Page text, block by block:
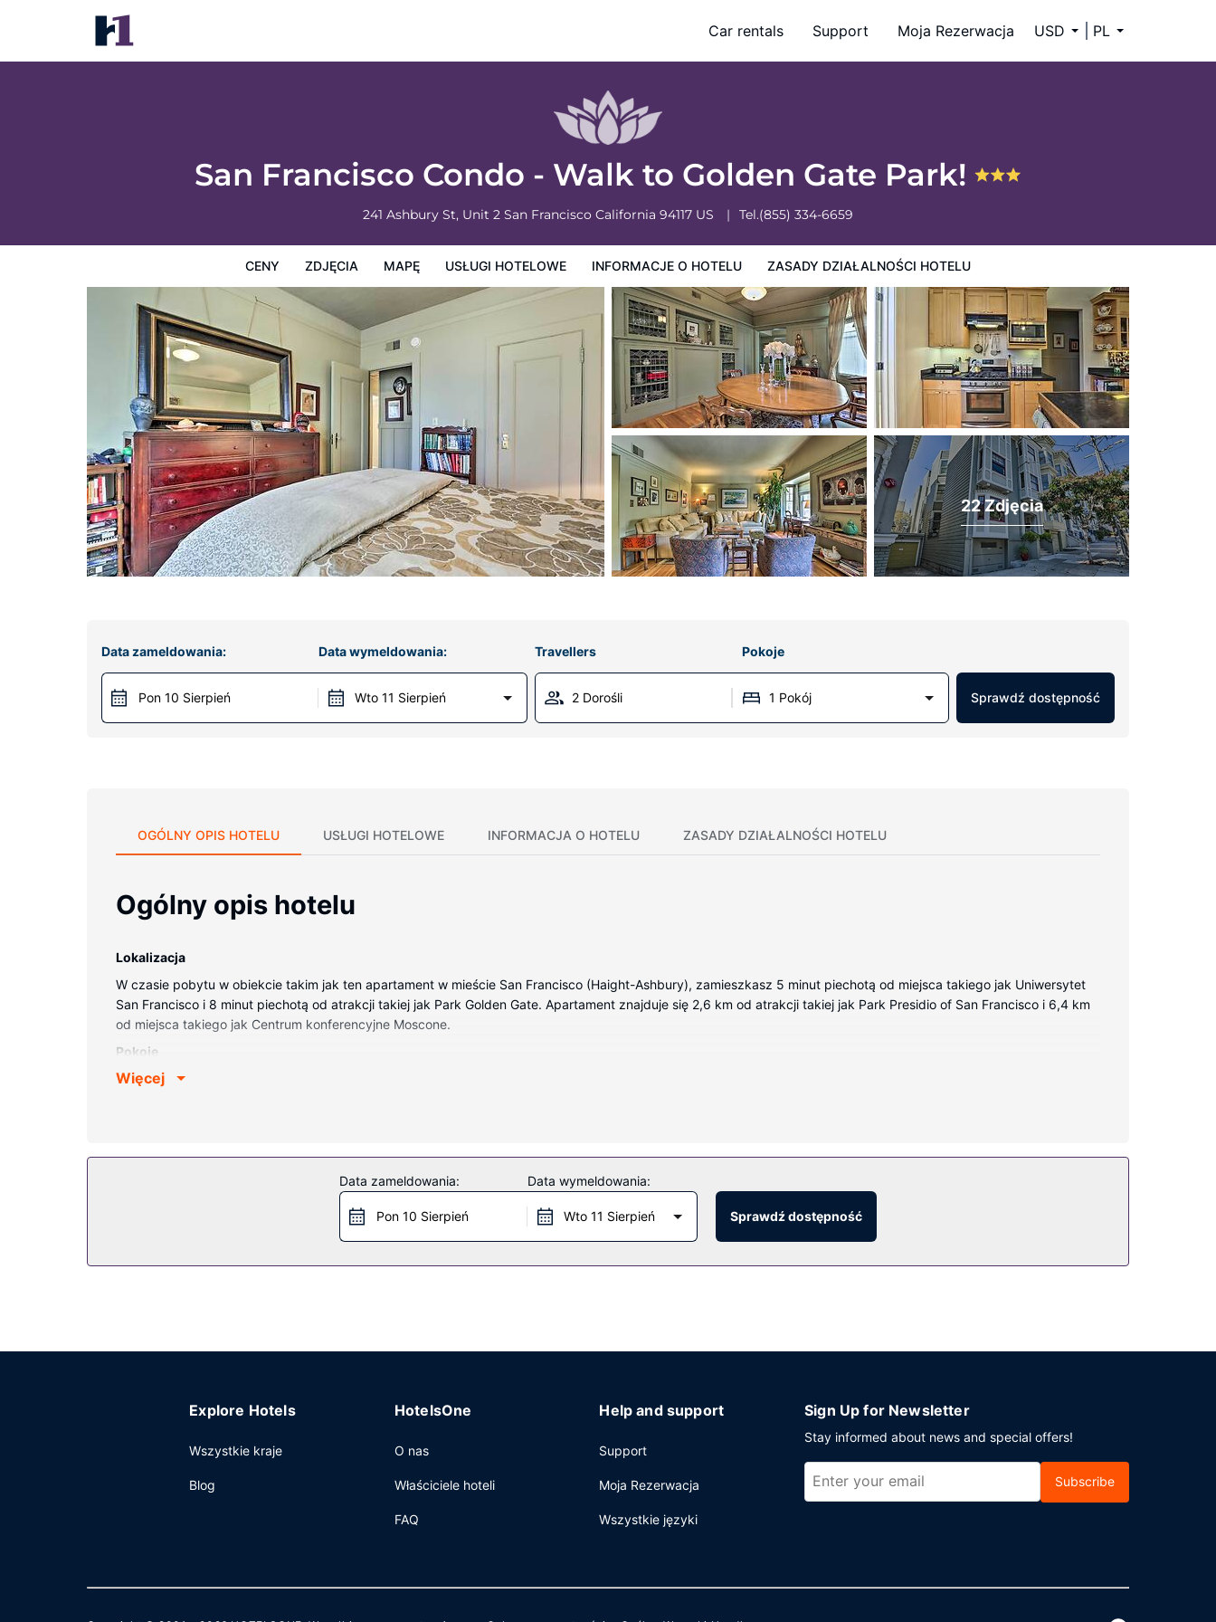
Car rentals Support Moja Rezerwacja USD PL
San Francisco Condo - Walk to Golden Gate Park!
241 Ashbury St, Unit 2 San Francisco California 94117 US Tel.(855) 334-6659
CENY ZDJĘCIA MAPĘ USŁUGI HOTELOWE INFORMACJE O HOTELU ZASADY DZIAŁALNOŚCI HOTELU
San Francisco Condo - Walk to Golden Gate Park!
Ceny Zdjęcia
22 Zdjęcia
Data zameldowania:
Pon 10 Sierpień
Data wymeldowania:
Wto 11 Sierpień
Travellers Pokoje
2 Dorośli 1 Pokój Sprawdź dostępność
OGÓLNY OPIS HOTELU USŁUGI HOTELOWE INFORMACJA O HOTELU ZASADY DZIAŁALNOŚCI HOTELU
Ogólny opis hotelu
Lokalizacja
W czasie pobytu w obiekcie takim jak ten apartament w mieście San Francisco (Haight-Ashbury), zamieszkasz 5 minut piechotą od miejsca takiego jak Uniwersytet
San Francisco i 8 minut piechotą od atrakcji takiej jak Park Golden Gate. Apartament znajduje się 2,6 km od atrakcji takiej jak Park Presidio of San Francisco i 6,4 km
od miejsca takiego jak Centrum konferencyjne Moscone.
Pokoje
Apartament zapewni Ci wygodę, oferując dostęp do takich udogodnień jak kuchnia, której wyposażenie to piekarnik i płyta kuchenna. Do prywatnego użytku gości
Więcej
Data zameldowania:
Pon 10 Sierpień
Data wymeldowania:
Wto 11 Sierpień Sprawdź dostępność
Explore Hotels
Wszystkie kraje
Blog
HotelsOne
O nas
Właściciele hoteli
FAQ
Help and support
Support
Moja Rezerwacja
Wszystkie języki
Sign Up for Newsletter
Stay informed about news and special offers!
Subscribe